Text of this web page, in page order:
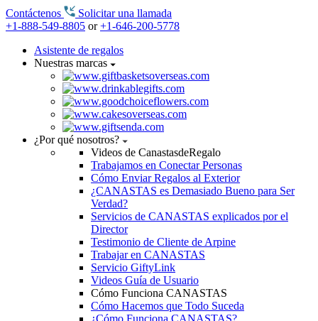
Contáctenos
Solicitar una llamada
+1-888-549-8805 or+1-646-200-5778
Asistente de regalos
Nuestras marcas
¿Por qué nosotros?
Videos de CanastasdeRegalo
Trabajamos en Conectar Personas
Cómo Enviar Regalos al Exterior
¿CANASTAS es Demasiado Bueno para Ser
Verdad?
Servicios de CANASTAS explicados por el
Director
Testimonio de Cliente de Arpine
Trabajar en CANASTAS
Servicio GiftyLink
Videos Guía de Usuario
Cómo Funciona CANASTAS
Cómo Hacemos que Todo Suceda
¿Cómo Funciona CANASTAS?